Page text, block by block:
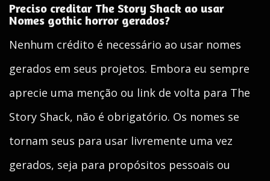
Preciso creditar The Story Shack ao usar
Nomes gothic horror gerados?
Nenhum crédito é necessário ao usar nomes
gerados em seus projetos. Embora eu sempre
aprecie uma menção ou link de volta para The
Story Shack, não é obrigatório. Os nomes se
tornam seus para usar livremente uma vez
gerados, seja para propósitos pessoais ou